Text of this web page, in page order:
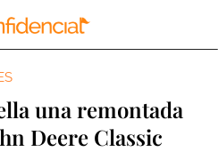
una remontada
Deere Classic